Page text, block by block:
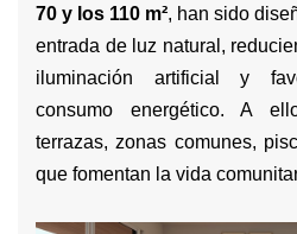
70 y los 110 m², han sido
entrada de luz natural,
iluminación artificial y
consumo energético. A
terrazas, zonas comunes,
que fomentan la vida